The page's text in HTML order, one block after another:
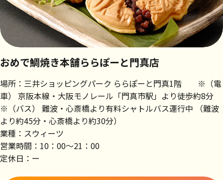
おめで鯛焼き本舗ららぽーと門真店
場所：三井ショッピングパーク ららぽーと門真1階 ※（電
車） 京阪本線・大阪モノレール「門真市駅」より徒歩約8分
※（バス） 難波・心斎橋より有料シャトルバス運行中 （難波
より約45分・心斎橋より約30分）
業種：スウィーツ
営業時間：10：00～21：00
定休日：ー